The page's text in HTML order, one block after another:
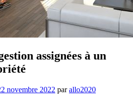
assignées à un
2 novembre 2022 parallo2020